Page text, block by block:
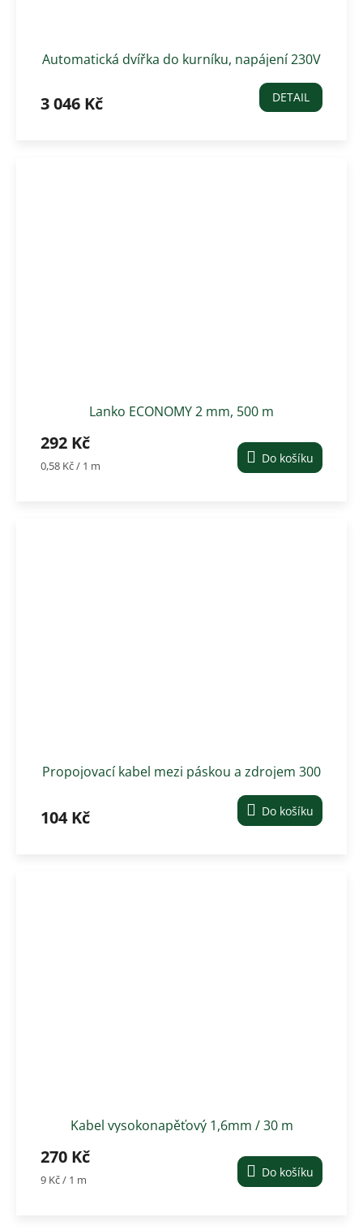
Automatická dvířka do kurníku, napájení 230V
3 046 Kč DETAIL
Lanko ECONOMY 2 mm, 500 m
292 Kč
Měrná
0,58 Kč / 1 m Do košíku
Propojovací kabel mezi páskou a zdrojem 300
104 Kč Do košíku
Kabel vysokonapěťový 1,6mm / 30 m
270 Kč
Měrná
9 Kč / 1 m Do košíku